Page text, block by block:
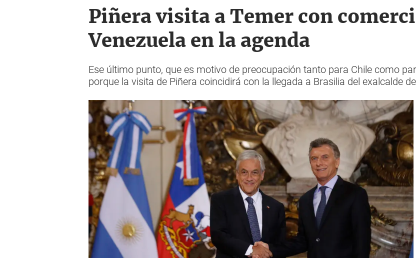
Piñera visita a Temer con
Venezuela en la agenda
Ese último punto, que es motivo de preocupación tanto para Chile como
porque la visita de Piñera coincidirá con la llegada a Brasilia del exalcalde